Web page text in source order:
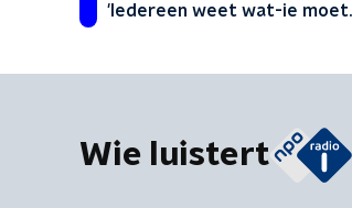
'Iedereen weet wat-ie moet
Wie luistert